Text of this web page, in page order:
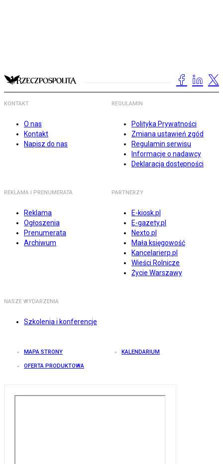
KONTAKT
O nas
Kontakt
Napisz do nas
REGULAMIN
Polityka Prywatności
Zmiana ustawień zgód
Regulamin serwisu
Informacje o nadawcy
Deklaracja dostępności
REKLAMA I PRENUMERATA
Reklama
Ogłoszenia
Prenumerata
Archiwum
PARTNERZY
E-kiosk.pl
E-gazety.pl
Nexto.pl
Mała księgowość
Kancelarierp.pl
Wieści Rolnicze
Życie Warszawy
NASZE WYDARZENIA
Szkolenia i konferencje
MAPA STRONY KALENDARIUM
OFERTA PRODUKTOWA